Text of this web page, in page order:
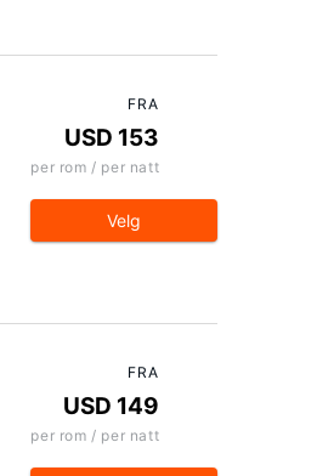
FRA
USD 153
per rom / per natt
Velg
FRA
USD 149
per rom / per natt